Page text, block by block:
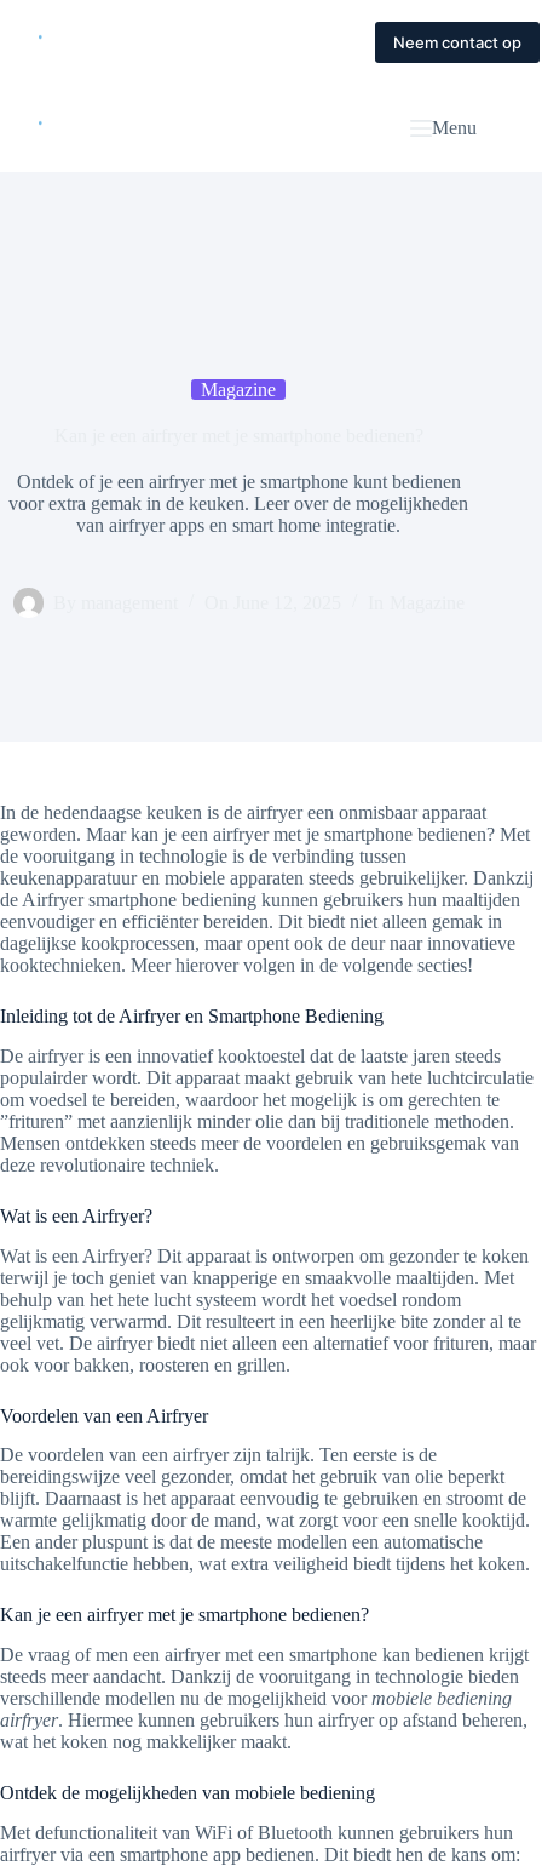
Contact
Neem contact op
Menu
Magazine
Ontdek of je een airfryer met je smartphone kunt bedienen
voor extra gemak in de keuken. Leer over de mogelijkheden
van airfryer apps en smart home integratie.
In de hedendaagse keuken is de airfryer een onmisbaar apparaat
geworden. Maar kan je een airfryer met je smartphone bedienen? Met
de vooruitgang in technologie is de verbinding tussen
keukenapparatuur en mobiele apparaten steeds gebruikelijker. Dankzij
de Airfryer smartphone bediening kunnen gebruikers hun maaltijden
eenvoudiger en efficiënter bereiden. Dit biedt niet alleen gemak in
dagelijkse kookprocessen, maar opent ook de deur naar innovatieve
kooktechnieken. Meer hierover volgen in de volgende secties!
Inleiding tot de Airfryer en Smartphone Bediening
De airfryer is een innovatief kooktoestel dat de laatste jaren steeds
populairder wordt. Dit apparaat maakt gebruik van hete luchtcirculatie
om voedsel te bereiden, waardoor het mogelijk is om gerechten te
”frituren” met aanzienlijk minder olie dan bij traditionele methoden.
Mensen ontdekken steeds meer de voordelen en gebruiksgemak van
deze revolutionaire techniek.
Wat is een Airfryer?
Wat is een Airfryer? Dit apparaat is ontworpen om gezonder te koken
terwijl je toch geniet van knapperige en smaakvolle maaltijden. Met
behulp van het hete lucht systeem wordt het voedsel rondom
gelijkmatig verwarmd. Dit resulteert in een heerlijke bite zonder al te
veel vet. De airfryer biedt niet alleen een alternatief voor frituren, maar
ook voor bakken, roosteren en grillen.
Voordelen van een Airfryer
De voordelen van een airfryer zijn talrijk. Ten eerste is de
bereidingswijze veel gezonder, omdat het gebruik van olie beperkt
blijft. Daarnaast is het apparaat eenvoudig te gebruiken en stroomt de
warmte gelijkmatig door de mand, wat zorgt voor een snelle kooktijd.
Een ander pluspunt is dat de meeste modellen een automatische
uitschakelfunctie hebben, wat extra veiligheid biedt tijdens het koken.
Kan je een airfryer met je smartphone bedienen?
De vraag of men een airfryer met een smartphone kan bedienen krijgt
steeds meer aandacht. Dankzij de vooruitgang in technologie bieden
verschillende modellen nu de mogelijkheid voormobiele bediening
airfryer. Hiermee kunnen gebruikers hun airfryer op afstand beheren,
wat het koken nog makkelijker maakt.
Ontdek de mogelijkheden van mobiele bediening
Met defunctionaliteit van WiFi of Bluetooth kunnen gebruikers hun
airfryer via een smartphone app bedienen. Dit biedt hen de kans om: